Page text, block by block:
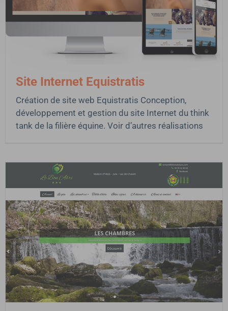
Site Internet Equistratis
Création de site web Equistratis Conception,
développement et gestion du site Internet du think
tank de la filière équine. Voir d’autres réalisations